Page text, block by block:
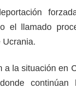
el llamado
Ucrania.
a la situación en